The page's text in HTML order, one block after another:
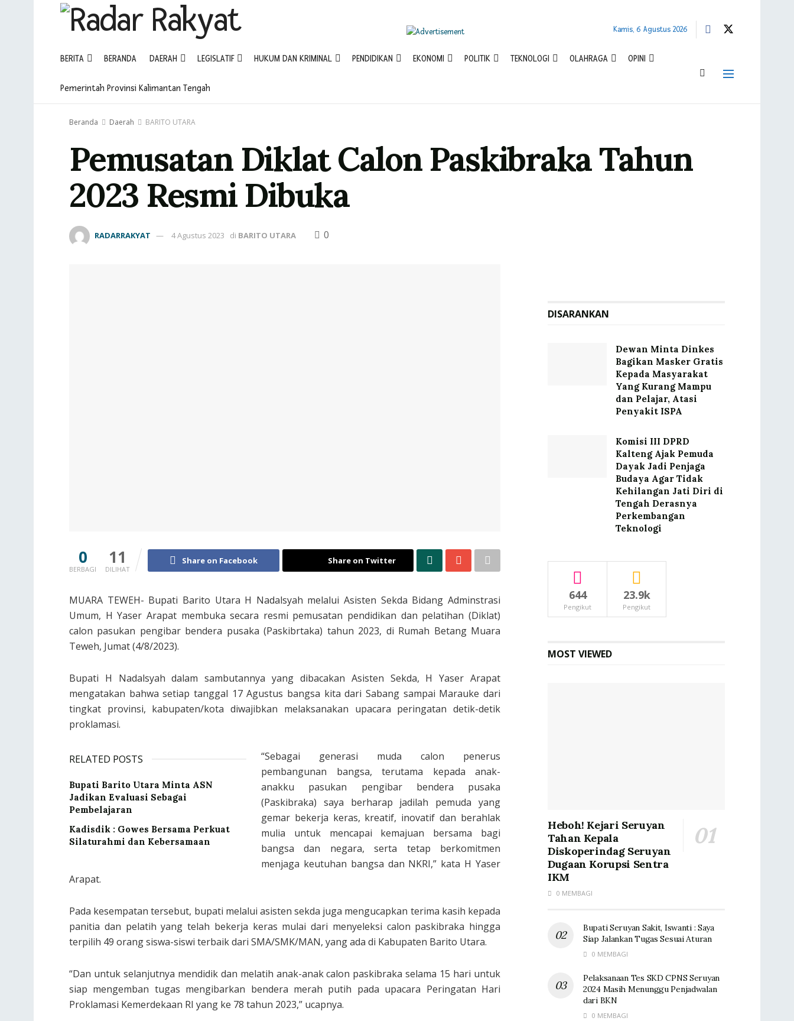
Kamis, 6 Agustus 2026
BERITA BERANDA DAERAH LEGISLATIF HUKUM DAN KRIMINAL PENDIDIKAN EKONOMI POLITIK TEKNOLOGI OLAHRAGA OPINI
Pemerintah Provinsi Kalimantan Tengah
Beranda Daerah BARITO UTARA
Pemusatan Diklat Calon Paskibraka Tahun
2023 Resmi Dibuka
RADARRAKYAT 4 Agustus 2023 di BARITO UTARA 0
0
BERBAGI
11
DILIHAT
Share on Facebook Share on Twitter
MUARA TEWEH- Bupati Barito Utara H Nadalsyah melalui Asisten Sekda Bidang Adminstrasi
Umum, H Yaser Arapat membuka secara resmi pemusatan pendidikan dan pelatihan (Diklat)
calon pasukan pengibar bendera pusaka (Paskibrtaka) tahun 2023, di Rumah Betang Muara
Teweh, Jumat (4/8/2023).
Bupati H Nadalsyah dalam sambutannya yang dibacakan Asisten Sekda, H Yaser Arapat
mengatakan bahwa setiap tanggal 17 Agustus bangsa kita dari Sabang sampai Marauke dari
tingkat provinsi, kabupaten/kota diwajibkan melaksanakan upacara peringatan detik-detik
proklamasi.
RELATED POSTS
Bupati Barito Utara Minta ASN
Jadikan Evaluasi Sebagai
Pembelajaran
Kadisdik : Gowes Bersama Perkuat
Silaturahmi dan Kebersamaan
“Sebagai generasi muda calon penerus
pembangunan bangsa, terutama kepada anak-
anakku pasukan pengibar bendera pusaka
(Paskibraka) saya berharap jadilah pemuda yang
gemar bekerja keras, kreatif, inovatif dan berahlak
mulia untuk mencapai kemajuan bersama bagi
bangsa dan negara, serta tetap berkomitmen
menjaga keutuhan bangsa dan NKRI,” kata H Yaser
Arapat.
Pada kesempatan tersebut, bupati melalui asisten sekda juga mengucapkan terima kasih kepada
panitia dan pelatih yang telah bekerja keras mulai dari menyeleksi calon paskibraka hingga
terpilih 49 orang siswa-siswi terbaik dari SMA/SMK/MAN, yang ada di Kabupaten Barito Utara.
“Dan untuk selanjutnya mendidik dan melatih anak-anak calon paskibraka selama 15 hari untuk
siap mengemban tugas mengibarkan bendera merah putih pada upacara Peringatan Hari
Proklamasi Kemerdekaan RI yang ke 78 tahun 2023,” ucapnya.
DISARANKAN
Dewan Minta Dinkes
Bagikan Masker Gratis
Kepada Masyarakat
Yang Kurang Mampu
dan Pelajar, Atasi
Penyakit ISPA
Komisi III DPRD
Kalteng Ajak Pemuda
Dayak Jadi Penjaga
Budaya Agar Tidak
Kehilangan Jati Diri di
Tengah Derasnya
Perkembangan
Teknologi
644
Pengikut
23.9k
Pengikut
MOST VIEWED
Heboh! Kejari Seruyan
Tahan Kepala
Diskoperindag Seruyan
Dugaan Korupsi Sentra
IKM
0 MEMBAGI
Bupati Seruyan Sakit, Iswanti : Saya
Siap Jalankan Tugas Sesuai Aturan
0 MEMBAGI
Pelaksanaan Tes SKD CPNS Seruyan
2024 Masih Menunggu Penjadwalan
dari BKN
0 MEMBAGI